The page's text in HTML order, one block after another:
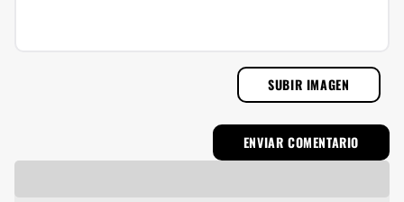
SUBIR IMAGEN